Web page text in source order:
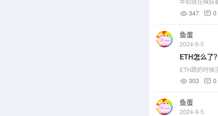
347
0
鱼蛋
2024-9-5
ETH怎么了
ETH跌的时候
303
0
鱼蛋
2024-9-5